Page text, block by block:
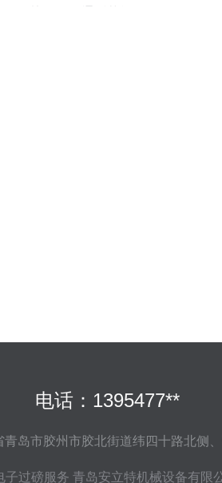
电话：1395477**
青岛市胶州市胶北街道纬四十路北侧
子过磅服务 青岛安立特机械设备有限